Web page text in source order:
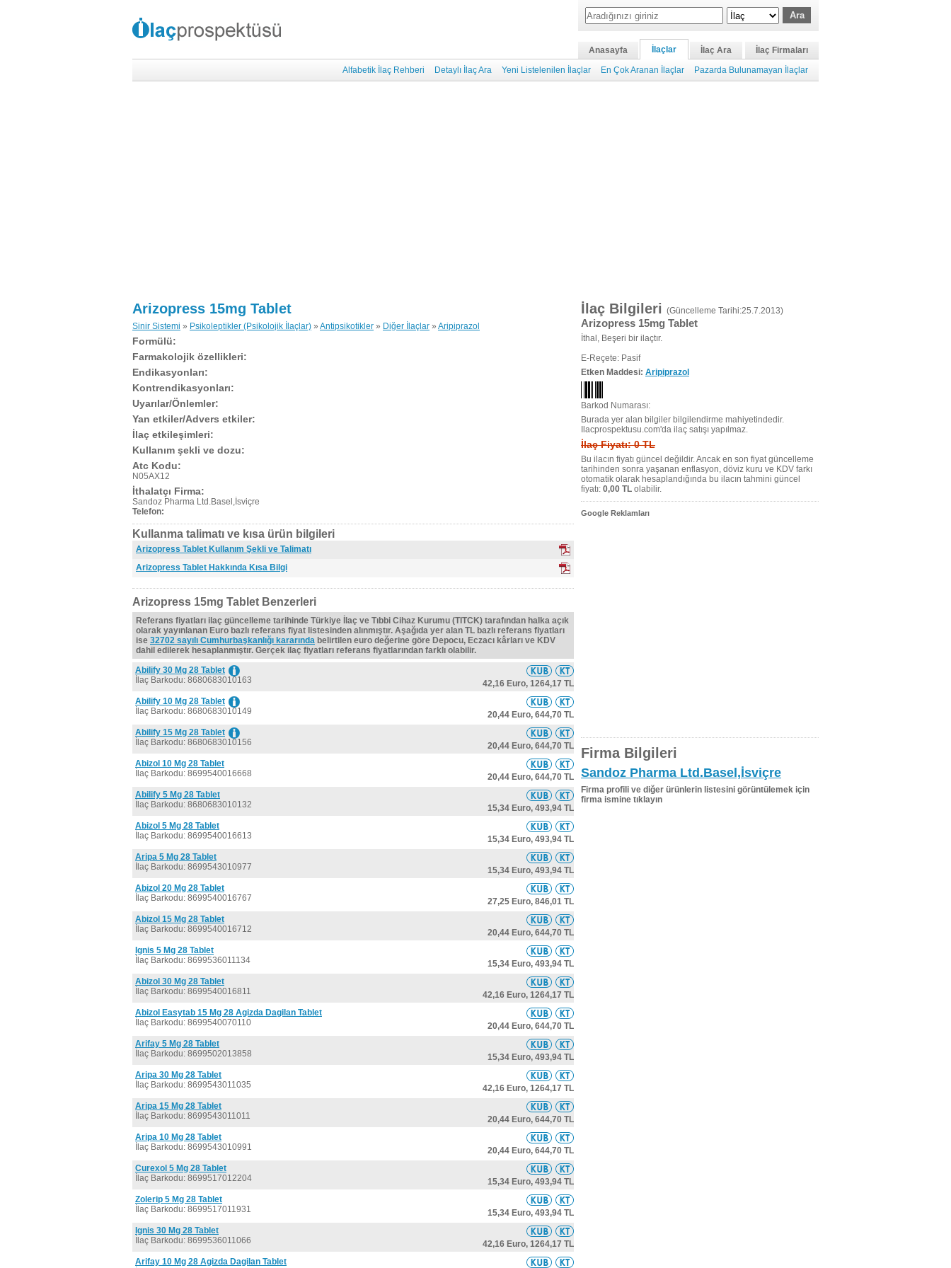
Anasayfa İlaçlar İlaç Ara
İlaç Firmaları
Alfabetik İlaç Rehberi
Detaylı İlaç Ara Yeni Listelenilen İlaçlar En Çok Aranan İlaçlar Pazarda Bulunamayan İlaçlar
Arizopress 15mg Tablet
Sinir Sistemi » Psikoleptikler (Psikolojik İlaçlar) » Antipsikotikler » Diğer İlaçlar » Aripiprazol
Formülü:
Farmakolojik özellikleri:
Endikasyonları:
Kontrendikasyonları:
Uyarılar/Önlemler:
Yan etkiler/Advers etkiler:
İlaç etkileşimleri:
Kullanım şekli ve dozu:
Atc Kodu:
N05AX12
İthalatçı Firma:
Sandoz Pharma Ltd.Basel,İsviçre
Telefon:
Kullanma talimatı ve kısa ürün bilgileri
Arizopress Tablet Kullanım Şekli ve Talimatı
Arizopress Tablet Hakkında Kısa Bilgi
Arizopress 15mg Tablet Benzerleri
Referans fiyatları ilaç güncelleme tarihinde Türkiye İlaç ve Tıbbi Cihaz Kurumu (TITCK) tarafından halka açık
olarak yayınlanan Euro bazlı referans fiyat listesinden alınmıştır. Aşağıda yer alan TL bazlı referans fiyatları
ise 32702 sayılı Cumhurbaşkanlığı kararında belirtilen euro değerine göre Depocu, Eczacı kârları ve KDV
dahil edilerek hesaplanmıştır. Gerçek ilaç fiyatları referans fiyatlarından farklı olabilir.
Abilify 30 Mg 28 Tablet
İlaç Barkodu: 8680683010163
42,16 Euro, 1264,17 TL
Abilify 10 Mg 28 Tablet
İlaç Barkodu: 8680683010149
20,44 Euro, 644,70 TL
Abilify 15 Mg 28 Tablet
İlaç Barkodu: 8680683010156
20,44 Euro, 644,70 TL
Abizol 10 Mg 28 Tablet
İlaç Barkodu: 8699540016668
20,44 Euro, 644,70 TL
Abilify 5 Mg 28 Tablet
İlaç Barkodu: 8680683010132
15,34 Euro, 493,94 TL
Abizol 5 Mg 28 Tablet
İlaç Barkodu: 8699540016613
15,34 Euro, 493,94 TL
Aripa 5 Mg 28 Tablet
İlaç Barkodu: 8699543010977
15,34 Euro, 493,94 TL
Abizol 20 Mg 28 Tablet
İlaç Barkodu: 8699540016767
27,25 Euro, 846,01 TL
Abizol 15 Mg 28 Tablet
İlaç Barkodu: 8699540016712
20,44 Euro, 644,70 TL
Ignis 5 Mg 28 Tablet
İlaç Barkodu: 8699536011134
15,34 Euro, 493,94 TL
Abizol 30 Mg 28 Tablet
İlaç Barkodu: 8699540016811
42,16 Euro, 1264,17 TL
Abizol Easytab 15 Mg 28 Agizda Dagilan Tablet
İlaç Barkodu: 8699540070110
20,44 Euro, 644,70 TL
Arifay 5 Mg 28 Tablet
İlaç Barkodu: 8699502013858
15,34 Euro, 493,94 TL
Aripa 30 Mg 28 Tablet
İlaç Barkodu: 8699543011035
42,16 Euro, 1264,17 TL
Aripa 15 Mg 28 Tablet
İlaç Barkodu: 8699543011011
20,44 Euro, 644,70 TL
Aripa 10 Mg 28 Tablet
İlaç Barkodu: 8699543010991
20,44 Euro, 644,70 TL
Curexol 5 Mg 28 Tablet
İlaç Barkodu: 8699517012204
15,34 Euro, 493,94 TL
Zolerip 5 Mg 28 Tablet
İlaç Barkodu: 8699517011931
15,34 Euro, 493,94 TL
Ignis 30 Mg 28 Tablet
İlaç Barkodu: 8699536011066
42,16 Euro, 1264,17 TL
Arifay 10 Mg 28 Agizda Dagilan Tablet
İlaç Bilgileri (Güncelleme Tarihi:25.7.2013)
Arizopress 15mg Tablet
İthal, Beşeri bir ilaçtır.
E-Reçete: Pasif
Etken Maddesi: Aripiprazol
Barkod Numarası:
Burada yer alan bilgiler bilgilendirme mahiyetindedir.
Ilacprospektusu.com'da ilaç satışı yapılmaz.
İlaç Fiyatı: 0 TL
Bu ilacın fiyatı güncel değildir. Ancak en son fiyat güncelleme
tarihinden sonra yaşanan enflasyon, döviz kuru ve KDV farkı
otomatik olarak hesaplandığında bu ilacın tahmini güncel
fiyatı: 0,00 TL olabilir.
Google Reklamları
Firma Bilgileri
Sandoz Pharma Ltd.Basel,İsviçre
Firma profili ve diğer ürünlerin listesini görüntülemek için
firma ismine tıklayın